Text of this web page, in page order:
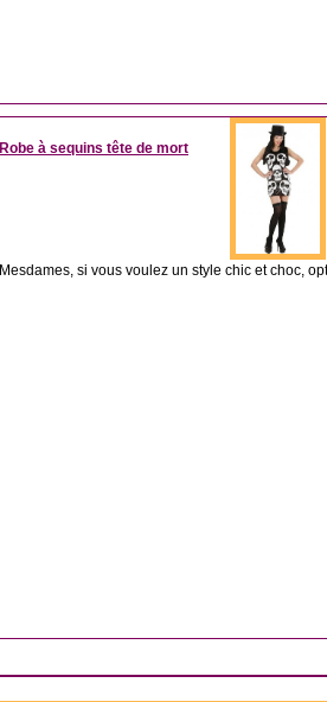
Robe à sequins tête de mort
Mesdames, si vous voulez un style chic et choc,